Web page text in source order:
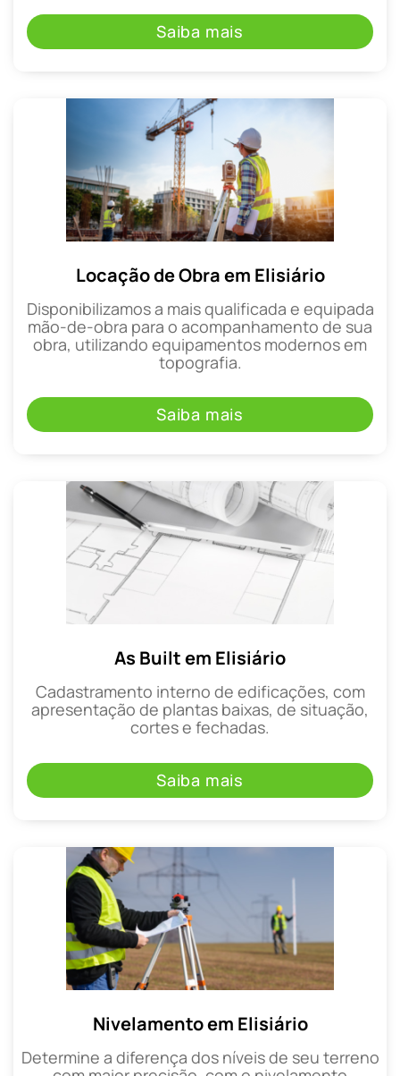
Saiba mais
Locação de Obra em Elisiário
Disponibilizamos a mais qualificada e equipada
mão-de-obra para o acompanhamento de sua
obra, utilizando equipamentos modernos em
topografia.
Saiba mais
As Built em Elisiário
Cadastramento interno de edificações, com
apresentação de plantas baixas, de situação,
cortes e fechadas.
Saiba mais
Nivelamento em Elisiário
Determine a diferença dos níveis de seu terreno